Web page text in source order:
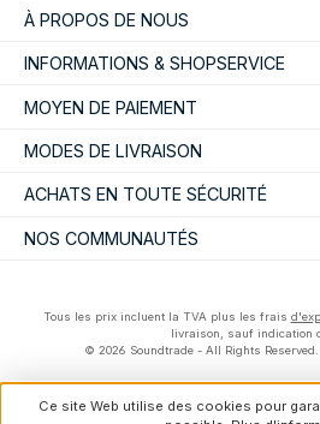
À PROPOS DE NOUS
INFORMATIONS & SHOPSERVICE
MOYEN DE PAIEMENT
MODES DE LIVRAISON
ACHATS EN TOUTE SÉCURITÉ
NOS COMMUNAUTÉS
Tous les prix incluent la TVA plus les frais
livraison, sauf indication
© 2026 Soundtrade - All Rights
Ce site Web utilise des cookies pour